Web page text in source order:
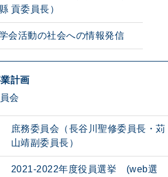
貢委員長）
会活動の社会への情報発信
計画
会
庶務委員会（長谷川聖修委員長・苅
山靖副委員長）
2021-2022年度役員選挙 (web選